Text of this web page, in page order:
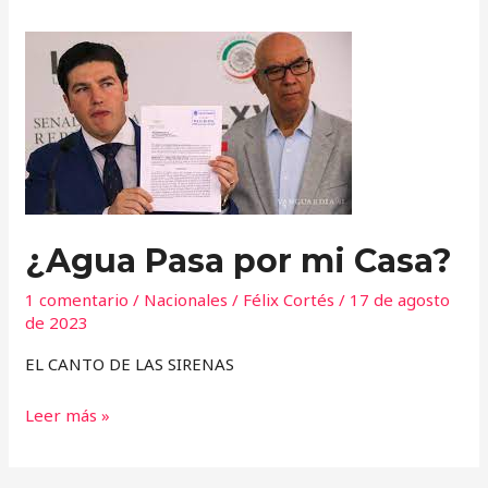
¿Agua Pasa por mi Casa?
1 comentario / Nacionales / Félix Cortés/ 17 de agosto
de 2023
EL CANTO DE LAS SIRENAS
¿Agua
Pasa
mi
Casa?
Leer más »